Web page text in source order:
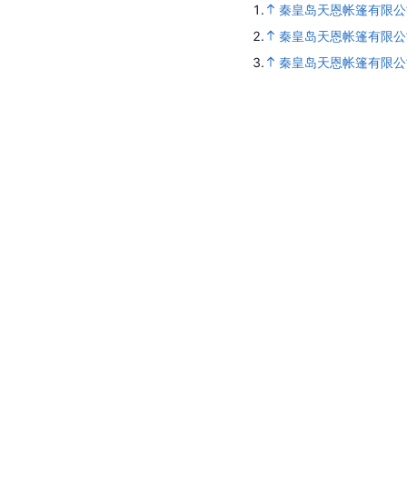
1.
秦皇岛天恩帐篷有限
2.
秦皇岛天恩帐篷有限
3.
秦皇岛天恩帐篷有限